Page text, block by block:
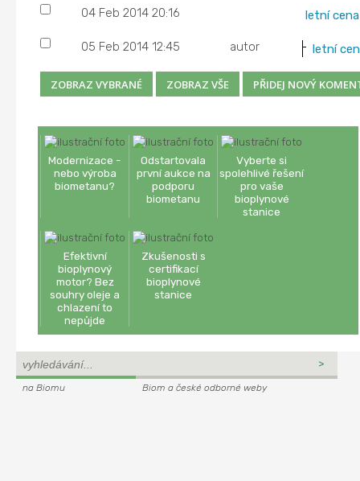
04 Feb 2014 20:16 letní cena
05 Feb 2014 12:45 autor letní
Modernizace -
nebo výroba
biometanu?
Odstartovala
první aukce na
podporu
biometanu
Vyberte si
spolehlivé řešení
pro vaše
bioplynové
stanice
Efektivní
bioplynový
motor? Bez
souhry oleje a
chlazení to
nepůjde
Zkušenosti s
certifikací
bioplynové
stanice
na Biomu Biom a české odborné weby